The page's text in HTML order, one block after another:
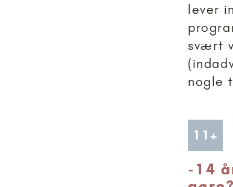
lever
svært
nogle
11+
- 14